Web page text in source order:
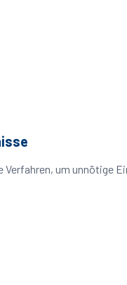
um unnötige